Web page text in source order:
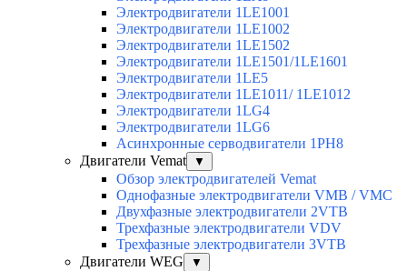
Электродвигатели 1LE1001
Электродвигатели 1LE1002
Электродвигатели 1LE1502
Электродвигатели 1LE1501/1LE1601
Электродвигатели 1LE5
Электродвигатели 1LE1011/ 1LE1012
Электродвигатели 1LG4
Электродвигатели 1LG6
Асинхронные серводвигатели 1PH8
Двигатели Vemat
▼
Обзор электродвигателей Vemat
Однофазные электродвигатели VMB / VMC
Двухфазные электродвигатели 2VTB
Трехфазные электродвигатели VDV
Трехфазные электродвигатели 3VTB
Двигатели WEG
▼